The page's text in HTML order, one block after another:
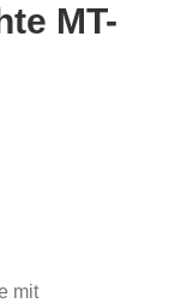
MT-
mit